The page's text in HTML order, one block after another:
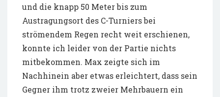
und die knapp 50 Meter bis zum
Austragungsort des C-Turniers bei
strömendem Regen recht weit erschienen,
konnte ich leider von der Partie nichts
mitbekommen. Max zeigte sich im
Nachhinein aber etwas erleichtert, dass sein
Gegner ihm trotz zweier Mehrbauern ein